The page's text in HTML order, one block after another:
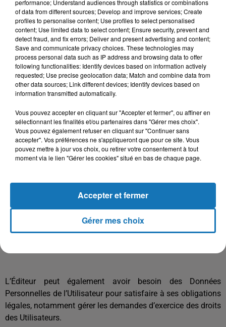
par le terminal).
Si l’Utilisateur a donné son consentement, les Données
peuvent être enrichies à l’aide de bases de données
collectées par des partenaires tiers, et notamment le
prestataire Sirdata, qui procède à une segmentation des
Utilisateurs (selon des variables telles que la tranche d’âge,
Pour plus d’informations : Politique cookies.
ELLES COLLECTÉES ?
Les Données peuvent être collectées pour réaliser les
L’Éditeur peut également avoir besoin des Données
Personnelles de l’Utilisateur pour satisfaire à ses obligations
légales, notamment gérer les demandes d’exercice des droits
des Utilisateurs.
performance; Understand audiences through statistics or combinations
of data from different sources; Develop and improve services; Create
profiles to personalise content; Use profiles to select personalised
content; Use limited data to select content; Ensure security, prevent and
detect fraud, and fix errors; Deliver and present advertising and content;
Save and communicate privacy choices. These technologies may
process personal data such as IP address and browsing data to offer
following functionalities: Identify devices based on information actively
requested; Use precise geolocation data; Match and combine data from
other data sources; Link different devices; Identify devices based on
information transmitted automatically.
Vous pouvez accepter en cliquant sur "Accepter et fermer", ou affiner en
sélectionnant les finalités et/ou partenaires dans "Gérer mes choix".
Vous pouvez également refuser en cliquant sur "Continuer sans
accepter". Vos préférences ne s'appliqueront que pour ce site. Vous
pouvez mettre à jour vos choix, ou retirer votre consentement à tout
moment via le lien "Gérer les cookies" situé en bas de chaque page.
Gérer mes choix
Accepter et fermer